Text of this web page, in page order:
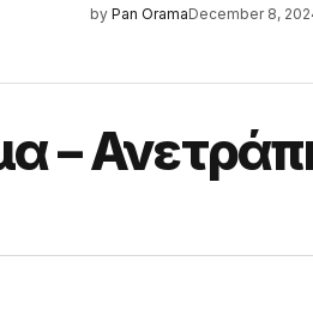
by Pan OramaDecember 8,
–